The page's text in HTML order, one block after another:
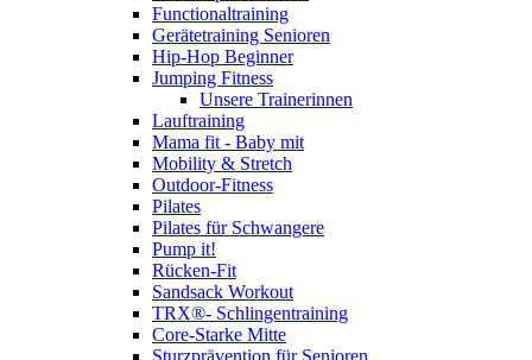
Functionaltraining
Gerätetraining Senioren
Hip-Hop Beginner
Jumping Fitness
Unsere Trainerinnen
Lauftraining
Mama fit - Baby mit
Mobility & Stretch
Outdoor-Fitness
Pilates
Pilates für Schwangere
Pump it!
Rücken-Fit
Sandsack Workout
TRX®- Schlingentraining
Core-Starke Mitte
Sturzprävention für Senioren